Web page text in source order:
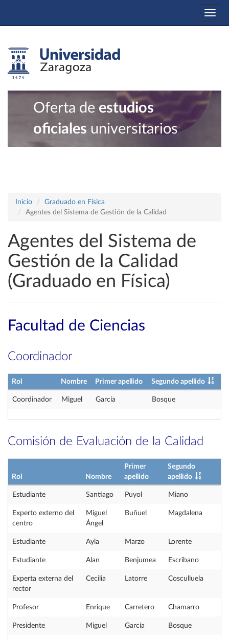
Oferta de estudios
oficiales universitarios
Inicio
Graduado en Física
Agentes del Sistema de Gestión de la Calidad
Agentes del Sistema de
Gestión de la Calidad
(Graduado en Física)
Facultad de Ciencias
Coordinador
Rol Nombre Primer apellido Segundo apellido
Coordinador Miguel García Bosque
Comisión de Evaluación de la Calidad
Rol Nombre
Primer
apellido
Segundo
apellido
Estudiante Santiago Puyol Miano
Experto externo del
centro
Miguel
Ángel
Buñuel Magdalena
Estudiante Ayla Marzo Lorente
Estudiante Alan Benjumea Escribano
Experta externa del
rector
Cecilia Latorre Cosculluela
Profesor Enrique Carretero Chamarro
Presidente Miguel García Bosque